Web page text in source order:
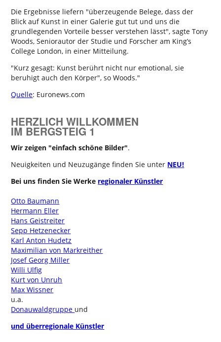
Die Ergebnisse liefern "überzeugende Belege, dass der
Blick auf Kunst in einer Galerie gut tut und uns die
grundlegenden Vorteile besser verstehen lässt", sagte Tony
Woods, Seniorautor der Studie und Forscher am King’s
College London, in einer Mitteilung.
"Kurz gesagt: Kunst berührt nicht nur emotional, sie
beruhigt auch den Körper", so Woods."
Quelle: Euronews.com
HERZLICH WILLKOMMEN
IM BERGSTEIG 1
Wir zeigen "einfach schöne Bilder".
Neuigkeiten und Neuzugänge finden Sie unter NEU!
Bei uns finden Sie Werke regionaler Künstler
Otto Baumann
Hermann Eller
Hans Geistreiter
Sepp Hetzenecker
Karl Anton Hudetz
Maximilian von Markreither
Josef Georg Miller
Willi Ulfig
Kurt von Unruh
Max Wissner
u.a.
Donauwaldgruppe und
und überregionale Künstler